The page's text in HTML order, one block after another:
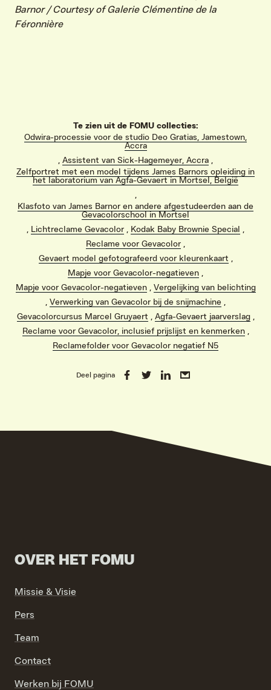
Barnor / Courtesy of Galerie Clémentine de la
Féronnière
Te zien uit de FOMU collecties:
Odwira-processie voor de studio Deo Gratias, Jamestown,
Accra
, Assistent van Sick-Hagemeyer, Accra ,
Zelfportret met een model tijdens James Barnors opleiding in
het laboratorium van Agfa-Gevaert in Mortsel, België
,
Klasfoto van James Barnor en andere afgestudeerden aan de
Gevacolorschool in Mortsel
, Lichtreclame Gevacolor , Kodak Baby Brownie Special
,
Reclame voor Gevacolor ,
Gevaert model gefotografeerd voor kleurenkaart ,
Mapje voor Gevacolor-negatieven ,
Mapje voor Gevacolor-negatieven, Vergelijking van belichting
, Verwerking van Gevacolor bij de snijmachine ,
Gevacolorcursus Marcel Gruyaert , Agfa-Gevaert jaarverslag,
Reclame voor Gevacolor, inclusief prijslijst en kenmerken,
Reclamefolder voor Gevacolor negatief N5
Deel pagina
OVER HET FOMU
Missie & Visie
Pers
Team
Contact
Werken bij FOMU
VIND EXPO’S, ACTIVITEITEN & INFORMATIE